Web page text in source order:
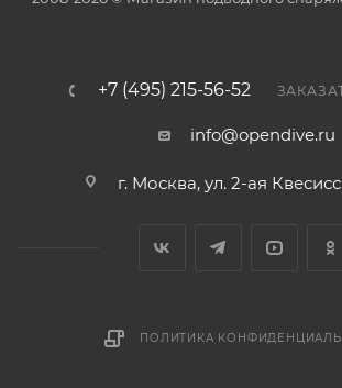
+7 (495) 215-56-52
info@opendive.ru
г. Москва, ул. 2-ая
ПОЛИТИКА